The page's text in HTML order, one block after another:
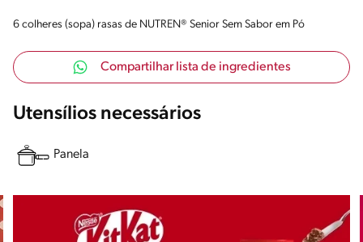
6 colheres (sopa) rasas de NUTREN® Senior Sem Sabor em Pó
Compartilhar lista de ingredientes
Utensílios necessários
Panela